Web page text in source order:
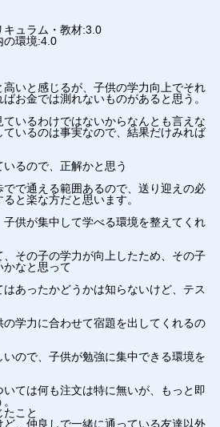
ュラム・教材:3.0
の環境:4.0
いと感じるが、子供の学力向上でそれ
お金では測れないものがあると思う。
いるわけではないからなんとも言えな
いるのは事実なので、結果だけみれば
るので、正解かと思う
で通える範囲あるので、送り迎えの必
と楽な方だと思います。
供が集中して学べる環境を整えてくれ
その子の学力が向上したため、その子
かなと思って
あったかどうかは知らないけど、テス
学力に合わせて宿題を出してくれるの
ので、子供が勉強に集中できる環境を
ては何も注文は特に無いが、もっと即
こと
、仲良しで一緒に通っている友達以外